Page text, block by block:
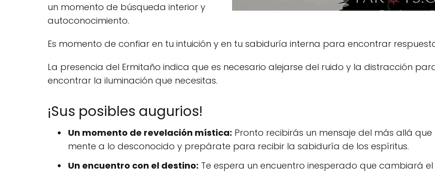
un momento de búsqueda interior y
autoconocimiento.
Es momento de confiar en tu intuición y en tu sabiduría interna para encontrar
La presencia del Ermitaño indica que es necesario alejarse del ruido y la distracción
encontrar la iluminación que necesitas.
¡Sus posibles augurios!
Un momento de revelación mística: Pronto recibirás un mensaje del más allá
mente a lo desconocido y prepárate para recibir la sabiduría de los espíritus.
Un encuentro con el destino: Te espera un encuentro inesperado que cambiará